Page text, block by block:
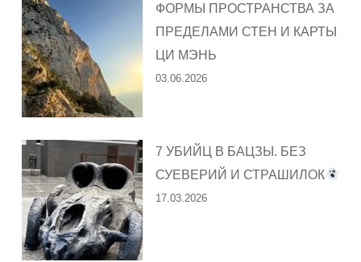
ФОРМЫ ПРОСТРАНСТВА ЗА
ПРЕДЕЛАМИ СТЕН И КАРТЫ
ЦИ МЭНЬ
03.06.2026
7 УБИЙЦ В БАЦЗЫ. БЕЗ
СУЕВЕРИЙ И СТРАШИЛОК
17.03.2026